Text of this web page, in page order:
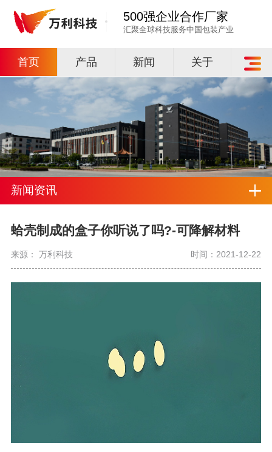
500强企业合作厂家
汇聚全球科技服务中国包装产业
首页 产品 新闻 关于
新闻资讯
蛤壳制成的盒子你听说了吗?-可降解材料
来源： 万利科技 时间：2021-12-22